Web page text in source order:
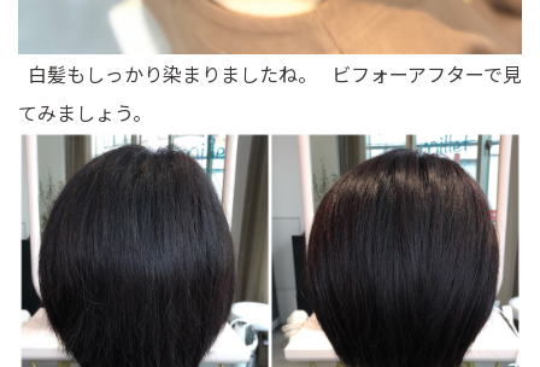
白髪もしっかり染まりましたね。 ビフォーアフターで見
てみましょう。